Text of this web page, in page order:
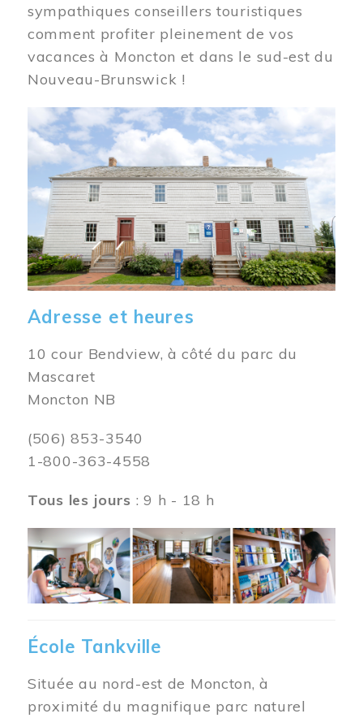
sympathiques conseillers touristiques
comment profiter pleinement de vos
vacances à Moncton et dans le sud-est du
Nouveau-Brunswick !
Image
Adresse et heures
10 cour Bendview, à côté du parc du
Mascaret
Moncton NB
(506) 853-3540
1-800-363-4558
Tous les jours : 9 h - 18 h
Image
École Tankville
Située au nord-est de Moncton, à
proximité du magnifique parc naturel